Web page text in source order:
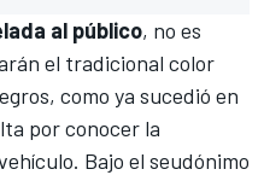
al público, no es
el tradicional color
como ya sucedió en
por conocer la
Bajo el seudónimo